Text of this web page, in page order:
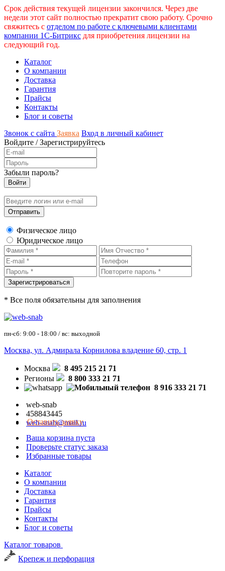
Срок действия текущей лицензии закончился. Через две
недели этот сайт полностью прекратит свою работу. Срочно
свяжитесь с отделом по работе с ключевыми клиентами
компании 1С-Битрикс для приобретения лицензии на
следующий год.
Каталог
О компании
Доставка
Гарантия
Прайсы
Контакты
Блог и советы
Звонок с сайта Заявка Вход в личный кабинет
Войдите /Зарегистрируйтесь
Забыли пароль?
Физическое лицо
Юридическое лицо
* Все поля обязательны для заполнения
пн-сб: 9:00 - 18:00 / вс: выходной
Москва, ул. Адмирала Корнилова владение 60, стр. 1
Москва
8 495 215 21 71
Регионы
8 800 333 21 71
8 916 333 21 71
web-snab
458843445
web-snab@mail.ru
Оставить заявку
Ваша корзина пуста
Проверьте статус заказа
Избранные товары
Каталог
О компании
Доставка
Гарантия
Прайсы
Контакты
Блог и советы
Каталог товаров
Крепеж и перфорация